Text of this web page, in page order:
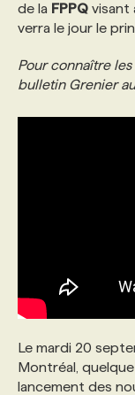
de la FPPQ visant
verra le jour le
Pour connaître
bulletin Grenier
Le mardi 20
Montréal,
lancement des